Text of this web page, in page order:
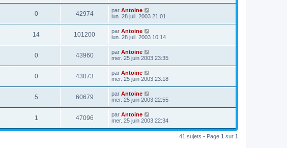
0 42974 par Antoine
lun. 28 juil. 2003 21:01
14 101200 par Antoine
lun. 28 juil. 2003 10:14
0 43960 par Antoine
mer. 25 juin 2003 23:35
0 43073 par Antoine
mer. 25 juin 2003 23:18
5 60679 par Antoine
mer. 25 juin 2003 22:55
1 47096 par Antoine
mer. 25 juin 2003 22:34
41 sujets • Page 1 sur 1